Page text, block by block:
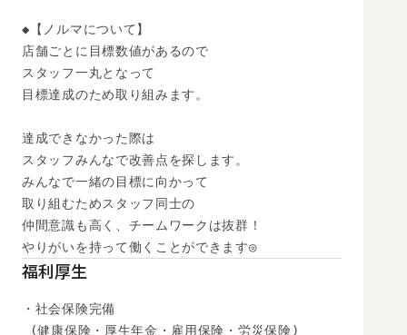
◆【ノルマについて】
店舗ごとに目標数値があるので
スタッフ一丸となって
目標達成のため取り組みます。
達成できなかった際は
スタッフみんなで改善点を探します。
みんなで一緒の目標に向かって
取り組むためスタッフ同士の
仲間意識も高く、チームワークは抜群！
やりがいを持って働くことができます◎
福利厚生
・社会保険完備
(健康保険・厚生年金・雇用保険・労災保険)